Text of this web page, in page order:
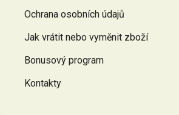
Ochrana osobních údajů
Jak vrátit nebo vyměnit zboží
Bonusový program
Kontakty